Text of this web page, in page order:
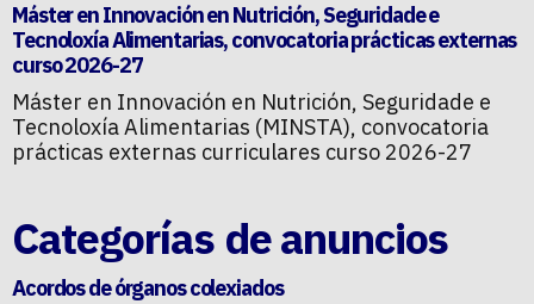
Máster en Innovación en Nutrición, Seguridade e
Tecnoloxía Alimentarias, convocatoria prácticas externas
curso 2026-27
Máster en Innovación en Nutrición, Seguridade e
Tecnoloxía Alimentarias (MINSTA), convocatoria
prácticas externas curriculares curso 2026-27
Categorías de anuncios
Acordos de órganos colexiados